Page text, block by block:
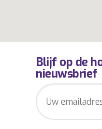
Blijf op de
nieuwsbrief